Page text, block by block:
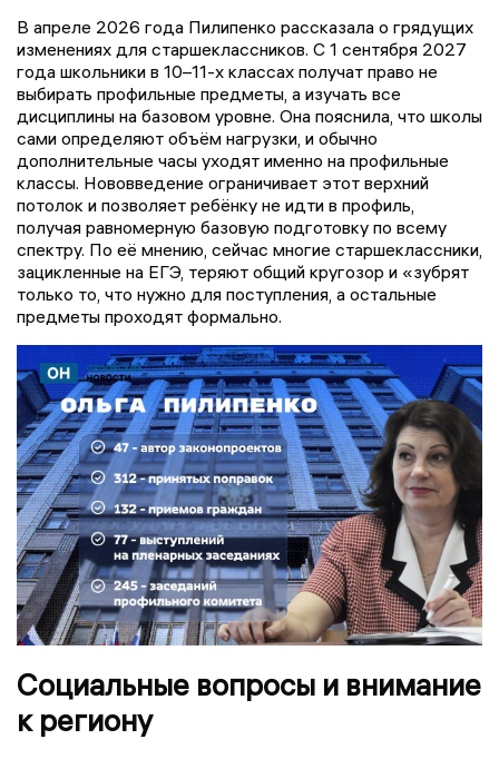
В апреле 2026 года Пилипенко рассказала о грядущих
изменениях для старшеклассников. С 1 сентября 2027
года школьники в 10–11-х классах получат право не
выбирать профильные предметы, а изучать все
дисциплины на базовом уровне. Она пояснила, что школы
сами определяют объём нагрузки, и обычно
дополнительные часы уходят именно на профильные
классы. Нововведение ограничивает этот верхний
потолок и позволяет ребёнку не идти в профиль,
получая равномерную базовую подготовку по всему
спектру. По её мнению, сейчас многие старшеклассники,
зацикленные на ЕГЭ, теряют общий кругозор и «зубрят
только то, что нужно для поступления, а остальные
предметы проходят формально.
Социальные вопросы и внимание
к региону